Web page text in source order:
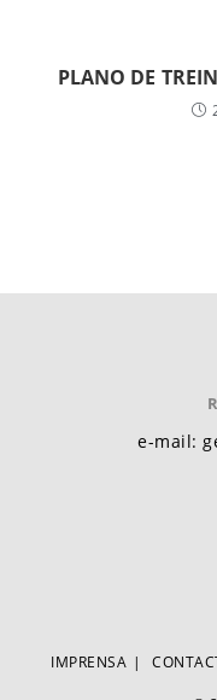
PLANO DE
e-mail:
IMPRENSA